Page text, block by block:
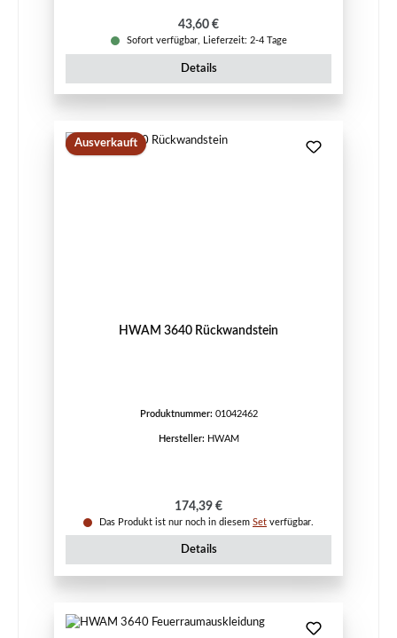
Regulärer Preis:
43,60 €
Sofort verfügbar, Lieferzeit: 2-4 Tage
Details
Ausverkauft
HWAM 3640 Rückwandstein
Produktnummer: 01042462
Hersteller: HWAM
Regulärer Preis:
174,39 €
Das Produkt ist nur noch in diesem Set verfügbar.
Details